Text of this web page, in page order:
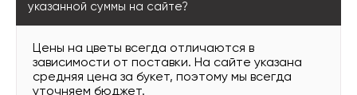
указанной суммы на сайте?
Цены на цветы всегда отличаются в
зависимости от поставки. На сайте указана
средняя цена за букет, поэтому мы всегда
уточняем бюджет.